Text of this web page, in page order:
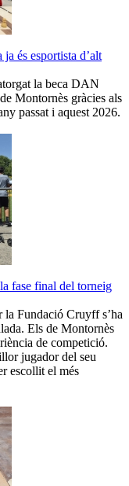
és esportista d’alt
la beca DAN
Montornès gràcies als
passat i aquest 2026.
fase final del torneig
Fundació Cruyff s’ha
Els de Montornès
de competició.
jugador del seu
escollit el més